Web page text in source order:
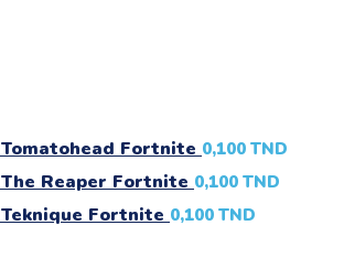
Fortnite 0,100 TND
Reaper Fortnite 0,100 TND
Fortnite 0,100 TND